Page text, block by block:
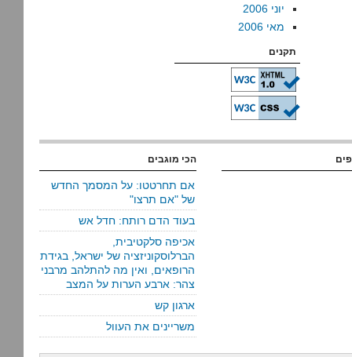
יוני 2006
מאי 2006
תקנים
הכי מוגבים
אם תחרטטו: על המסמך החדש
של "אם תרצו"
בעוד הדם רותח: חדל אש
אכיפה סלקטיבית,
הברלוסקוניזציה של ישראל, בגידת
הרופאים, ואין מה להתלהב מרבני
צהר: ארבע הערות על המצב
ארגון קש
משריינים את העוול